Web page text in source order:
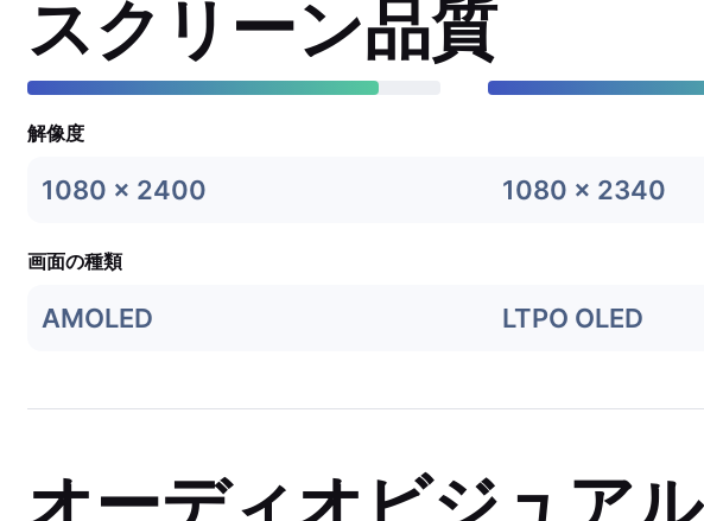
スクリーン品質
解像度
1080 x 2400 1080 x 2340
画面の種類
AMOLED LTPO OLED
オーディオビジュアル